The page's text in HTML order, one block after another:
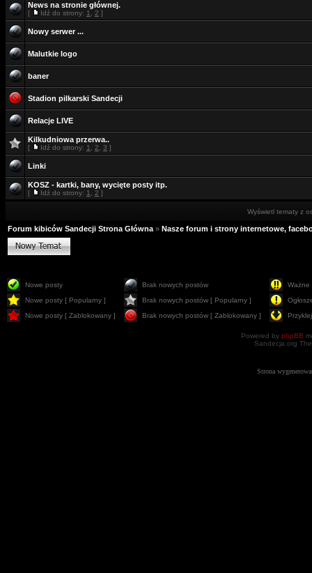
News na stronie głównej.
[ Idź do strony: 1 2 ]
Nowy serwer ...
Malutkie logo
baner
Stadion pilkarski Sandecji
Relacje LIVE
Kilkudniowa przerwa..
[ Idź do strony: 1 2 3 ]
Linki
KOSZ - kartki, bany, wycięte posty itp.
[ Idź do strony: 1 2 ]
Wyświetl tematy z
Forum kibiców Sandecji Strona Główna » Nasze forum i strony internetowe,
Nowe posty Brak nowych postów
Ważne
Nowe posty [ Popularny ]
Brak nowych postów [ Popularny ]
Nowe posty [ Zablokowany ]
Brak nowych postów [ Zablokowany ]
Powered by phpBB
Sandecja.org
Strona